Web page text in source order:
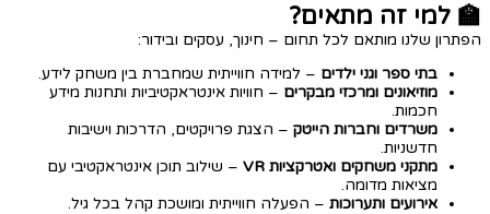
🏫 למי זה מתאים?
הפתרון שלנו מותאם לכל תחום – חינוך, עסקים ובידור:
בתי ספר וגני ילדים – למידה חווייתית שמחברת בין משחק לידע.
מוזיאונים ומרכזי מבקרים – חוויות אינטראקטיביות ותחנות מידע
חכמות.
משרדים וחברות הייטק – הצגת פרויקטים, הדרכות וישיבות
חדשניות.
מתקני משחקים ואטרקציות VR
– שילוב תוכן אינטראקטיבי עם
מציאות מדומה.
אירועים ותערוכות – הפעלה חווייתית ומושכת קהל בכל גיל.